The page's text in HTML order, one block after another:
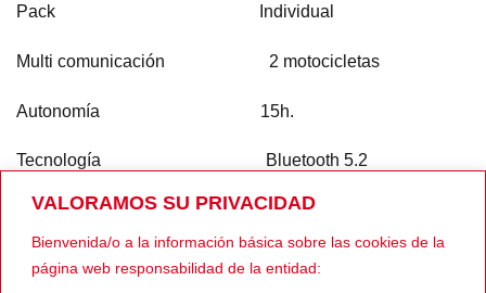
VALORAMOS SU PRIVACIDAD
Bienvenida/o a la información básica sobre las cookies de la
página web responsabilidad de la entidad:
Pack Individual
Multi comunicación 2 motocicletas
Autonomía 15h.
Tecnología Bluetooth 5.2
Tipo de kit Universal
Dimensiones 78mm x 45mm x 24mm